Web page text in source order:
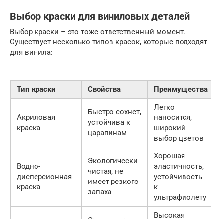
Выбор краски для виниловых деталей
Выбор краски – это тоже ответственный момент.
Существует несколько типов красок, которые подходят
для винила:
Тип краски Свойства Преимущества
Акриловая
краска
Быстро сохнет,
устойчива к
царапинам
Легко
наносится,
широкий
выбор цветов
Водно-
дисперсионная
краска
Экологически
чистая, не
имеет резкого
запаха
Хорошая
эластичность,
устойчивость
к
ультрафиолету
Высокая